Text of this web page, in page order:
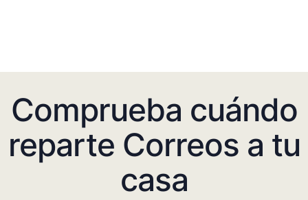
Comprueba cuándo
reparte Correos a tu
casa